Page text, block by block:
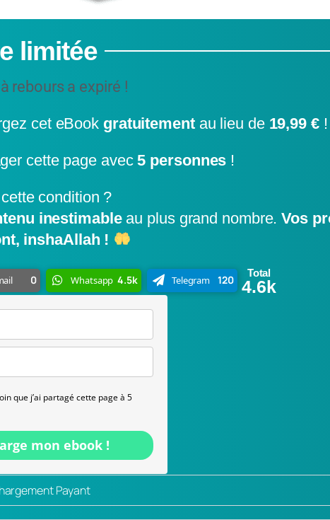
limitée
rebours a expiré !
cet eBook gratuitementau lieu de 19,99 € !
cette page avec5 personnes !
condition ?
inestimableau plus grand nombre.Vos
inshaAllah !
0 Whatsapp 4.5k Telegram 120
Total
4.6k
que j’ai partagé cette page à 5
mon ebook !
Payant